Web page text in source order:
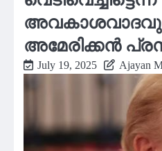
അമേരിക്കൻ
July 19, 2025 Ajayan